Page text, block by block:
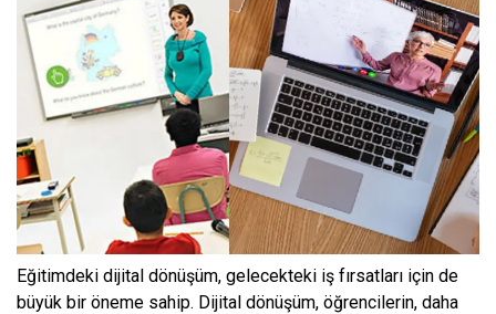
Eğitimdeki dijital dönüşüm, gelecekteki iş fırsatları için de
büyük bir öneme sahip. Dijital dönüşüm, öğrencilerin, daha